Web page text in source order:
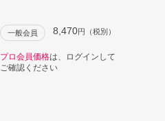
一般会員 8,470円（税別）
プロ会員価格は、ログインして
ご確認ください